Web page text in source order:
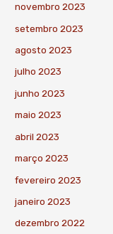
novembro 2023
setembro 2023
agosto 2023
julho 2023
junho 2023
maio 2023
abril 2023
março 2023
fevereiro 2023
janeiro 2023
dezembro 2022